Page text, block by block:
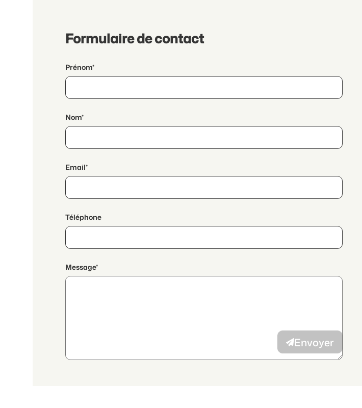
Formulaire de contact
Prénom*
Nom*
Email*
Téléphone
Message*
Envoyer